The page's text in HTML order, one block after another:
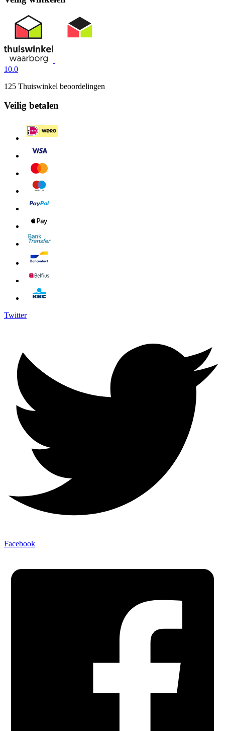
10.0
125 Thuiswinkel beoordelingen
Veilig betalen
Twitter
Facebook